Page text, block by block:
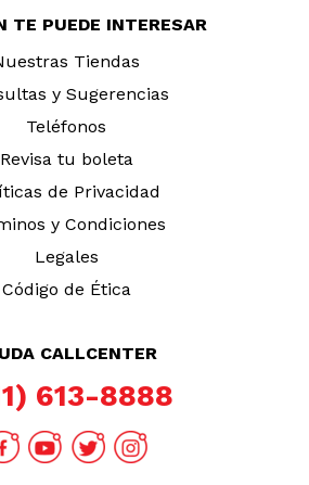
TE PUEDE INTERESAR
Tiendas
y Sugerencias
Teléfonos
Revisa tu boleta
de Privacidad
y Condiciones
Legales
Código de Ética
CALLCENTER
613-8888